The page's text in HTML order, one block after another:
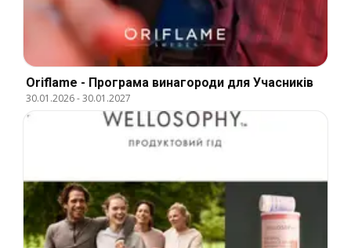
Oriflame - Програма винагороди для Учасників
30.01.2026-30.01.2027